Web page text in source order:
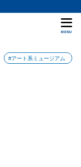
MENU
#アート系ミュージアム